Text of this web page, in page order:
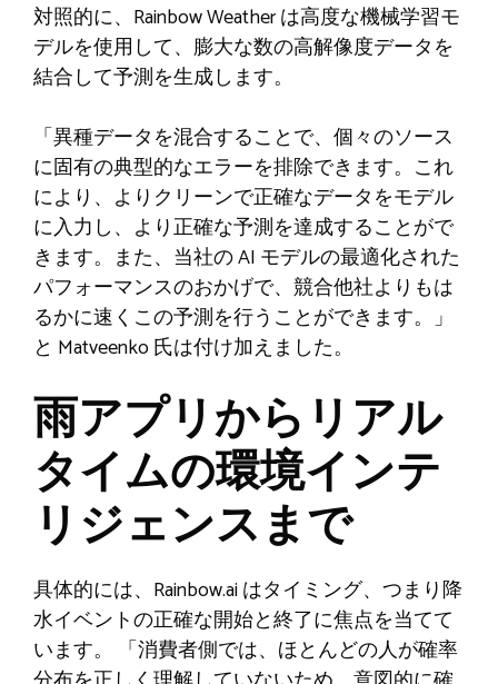
対照的に、Rainbow Weather は高度な機械学習モ
デルを使用して、膨大な数の高解像度データを
結合して予測を生成します。
「異種データを混合することで、個々のソース
に固有の典型的なエラーを排除できます。これ
により、よりクリーンで正確なデータをモデル
に入力し、より正確な予測を達成することがで
きます。また、当社の AI モデルの最適化された
パフォーマンスのおかげで、競合他社よりもは
るかに速くこの予測を行うことができます。」
と Matveenko 氏は付け加えました。
雨アプリからリアル
タイムの環境インテ
リジェンスまで
具体的には、Rainbow.ai はタイミング、つまり降
水イベントの正確な開始と終了に焦点を当てて
います。 「消費者側では、ほとんどの人が確率